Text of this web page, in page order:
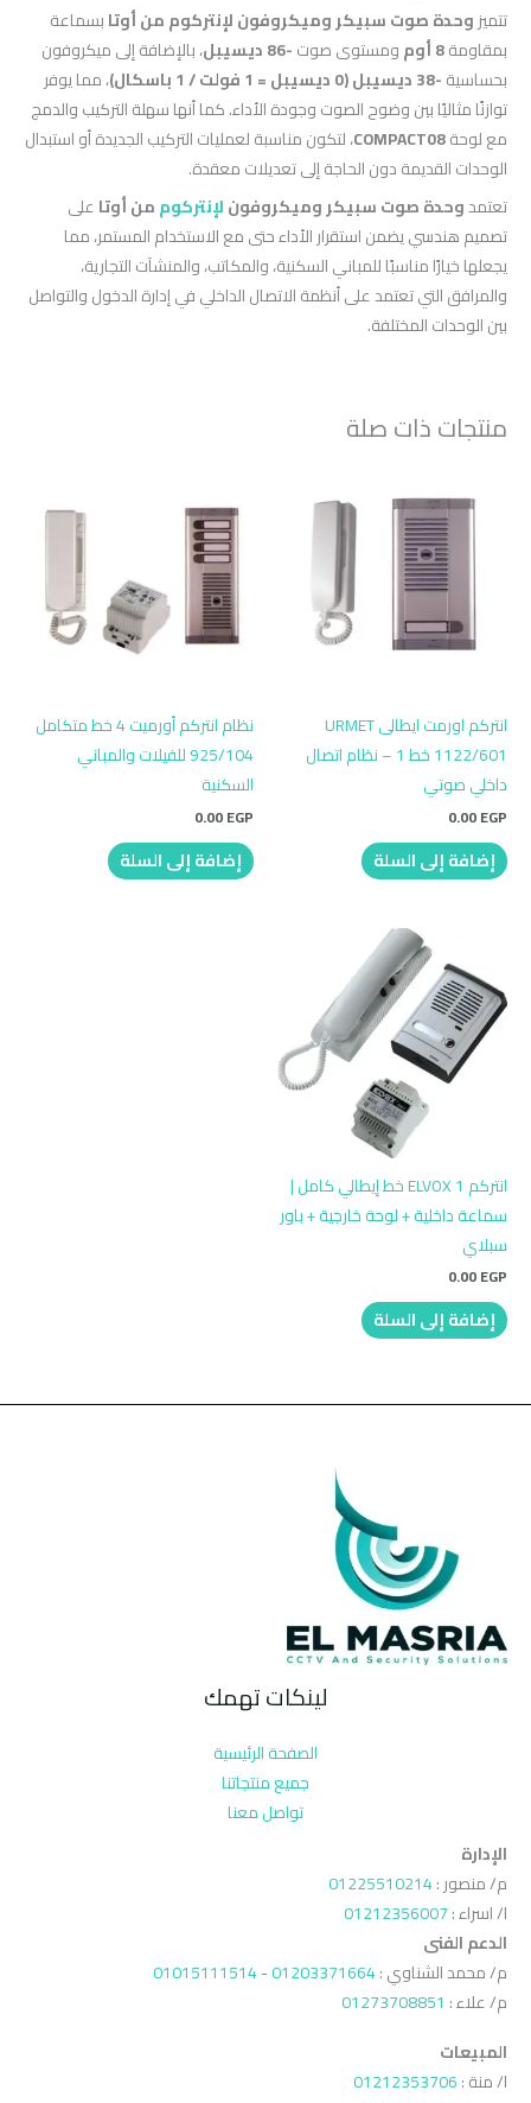
تتميزوحدة صوت سبيكر وميكروفون لإنتركوم من أوتابسماعة
بمقاومة8 أوم ومستوى صوت-86 ديسيبل
، بالإضافة إلى ميكروفون
بحساسية-38 ديسيبل (0 ديسيبل = 1 فولت / 1 باسكال)
، مما يوفر
توازنًا مثاليًا بين وضوح الصوت وجودة الأداء. كما أنها سهلة التركيب والدمج
مع لوحةCOMPACT08، لتكون مناسبة لعمليات التركيب الجديدة أو استبدال
الوحدات القديمة دون الحاجة إلى تعديلات معقدة.
تعتمدوحدة صوت سبيكر وميكروفونلإنتركوممن أوتاعلى
تصميم هندسي يضمن استقرار الأداء حتى مع الاستخدام المستمر، مما
يجعلها خيارًا مناسبًا للمباني السكنية، والمكاتب، والمنشآت التجارية،
والمرافق التي تعتمد على أنظمة الاتصال الداخلي في إدارة الدخول والتواصل
بين الوحدات المختلفة.
منتجات ذات صلة
انتركم اورمت ايطالى URMET
1122/601 خط 1 – نظام اتصال
داخلي صوتي
0.00EGP
إضافة إلى السلة
نظام انتركم أورميت 4 خط متكامل
925/104 للفيلات والمباني
السكنية
0.00EGP
إضافة إلى السلة
انتركم ELVOX 1 خط إيطالي كامل |
سماعة داخلية + لوحة خارجية + باور
سبلاي
0.00EGP
إضافة إلى السلة
لينكات تهمك
الصفحة الرئيسية
جميع منتجاتنا
تواصل معنا
الإدارة
م/ منصور :01225510214
ا/ اسراء :01212356007
الدعم الفنى
م/ محمد الشناوي :01203371664
-
01015111514
م/ علاء : 01273708851
المبيعات
ا/ منة :01212353706